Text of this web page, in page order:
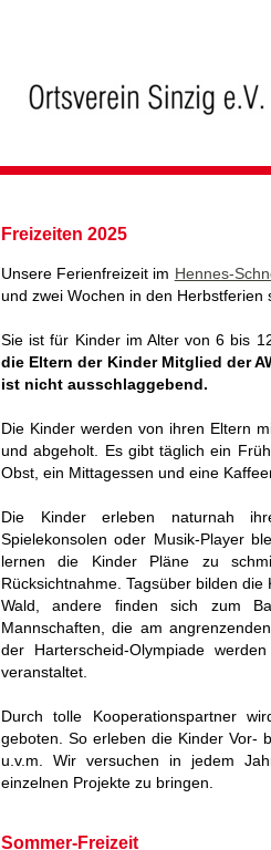
Freizeiten 2025
Unsere Ferienfreizeit im Hennes-
und zwei Wochen in den Herbstferien
Sie ist für Kinder im Alter von 6 bis
die Eltern der Kinder Mitglied der
ist nicht ausschlaggebend.
Die Kinder werden von ihren Eltern
und abgeholt. Es gibt täglich ein
Obst, ein Mittagessen und eine
Die Kinder erleben naturnah
Spielekonsolen oder Musik-Player
lernen die Kinder Pläne zu
Rücksichtnahme. Tagsüber bilden
Wald, andere finden sich zum
Mannschaften, die am
der Harterscheid-Olympiade
veranstaltet.
Durch tolle Kooperationspartner
geboten. So erleben die Kinder Vor-
u.v.m. Wir versuchen in jedem
einzelnen Projekte zu bringen.
Sommer-Freizeit